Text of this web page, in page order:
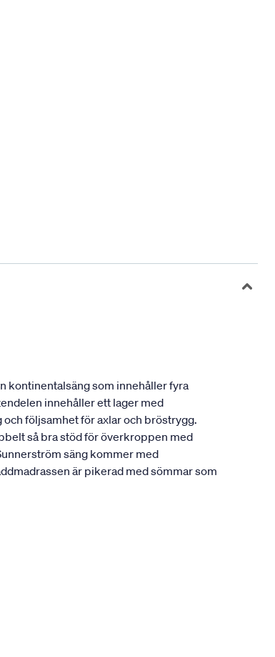
kontinentalsäng som innehåller fyra
innehåller ett lager med
följsamhet för axlar och bröstrygg.
så bra stöd för överkroppen med
säng kommer med
är pikerad med sömmar som